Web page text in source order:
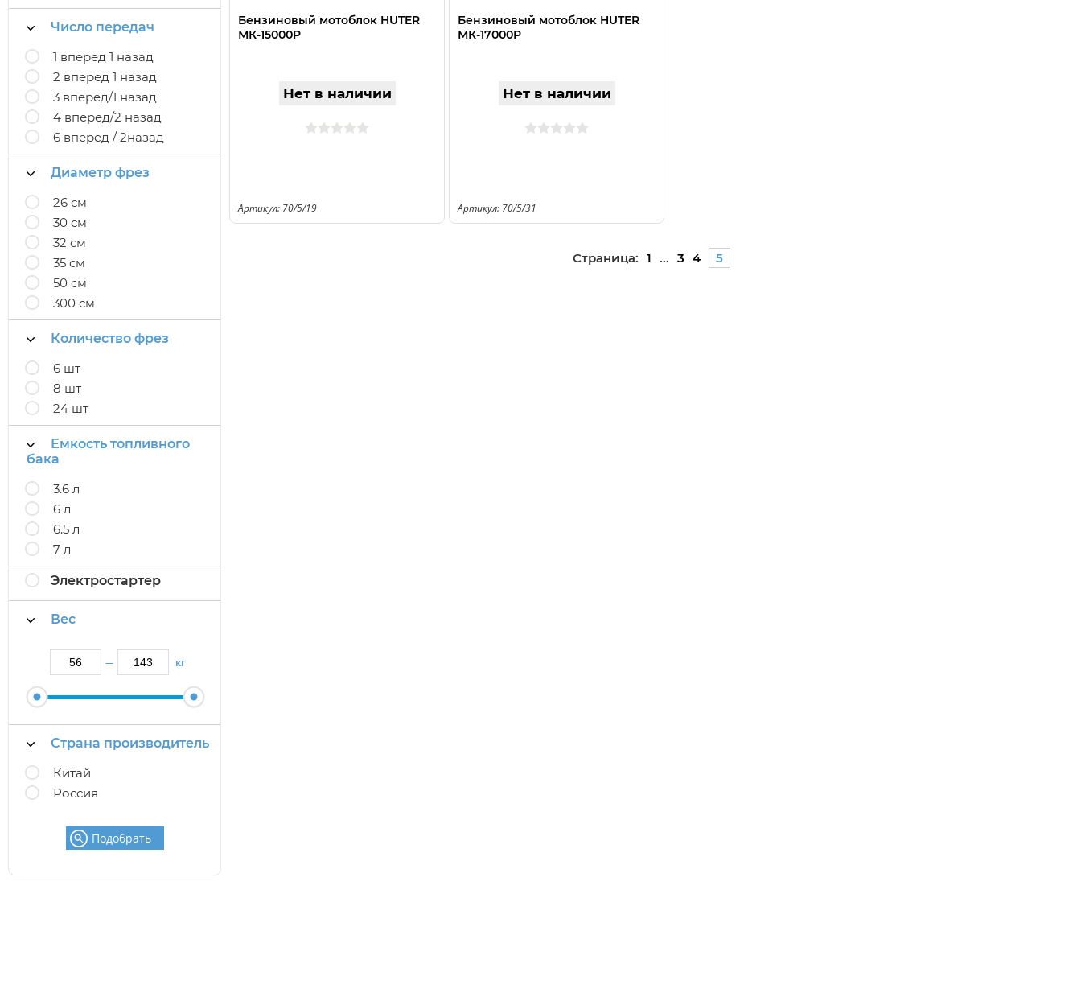
Число передач
1 вперед 1 назад
2 вперед 1 назад
3 вперед/1 назад
4 вперед/2 назад
6 вперед / 2назад
Диаметр фрез
26 см
30 см
32 см
35 см
50 см
300 см
Количество фрез
6 шт
8 шт
24 шт
Емкость топливного
бака
3.6 л
6 л
6.5 л
7 л
Электростартер
Вес
— кг
Страна производитель
Китай
Россия
Подобрать
Бензиновый мотоблок HUTER
МК-15000P
Нет в наличии
Артикул: 70/5/19
Бензиновый мотоблок HUTER
МК-17000P
Нет в наличии
Артикул: 70/5/31
Страница: 1 ... 3 4 5